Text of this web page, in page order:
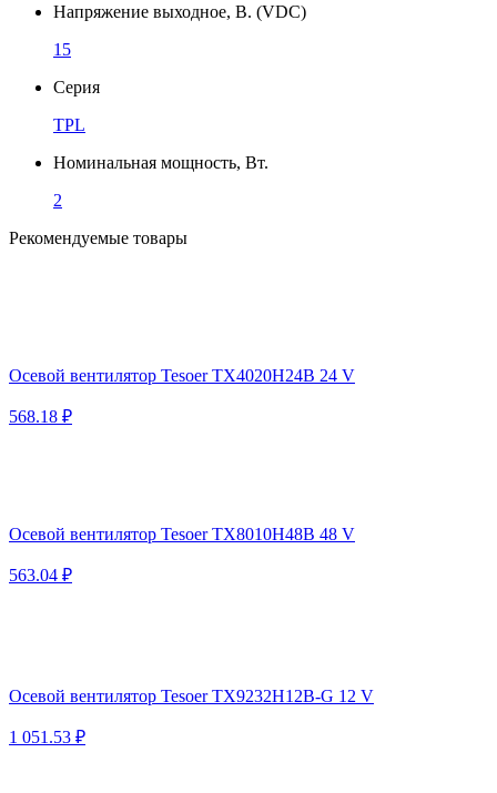
Напряжение выходное, В. (VDC)
15
Серия
TPL
Номинальная мощность, Вт.
2
Рекомендуемые товары
Осевой вентилятор Tesoer TX4020H24B 24 V
568.18 ₽
Осевой вентилятор Tesoer TX8010H48B 48 V
563.04 ₽
Осевой вентилятор Tesoer TX9232H12B-G 12 V
1 051.53 ₽